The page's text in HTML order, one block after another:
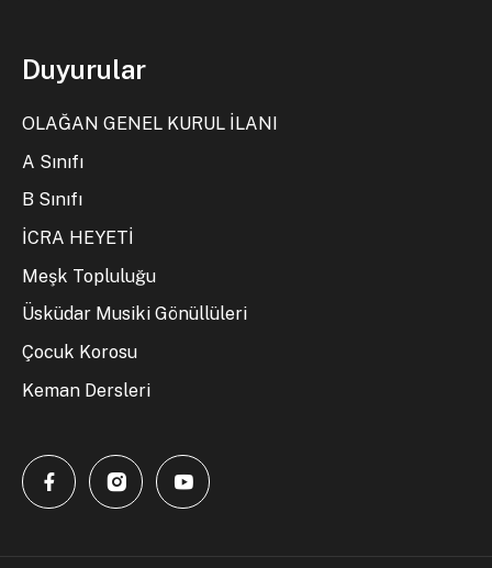
Duyurular
OLAĞAN GENEL KURUL İLANI
A Sınıfı
B Sınıfı
İCRA HEYETİ
Meşk Topluluğu
Üsküdar Musiki Gönüllüleri
Çocuk Korosu
Keman Dersleri